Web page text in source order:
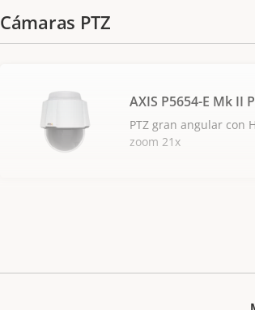
Cámaras PTZ
AXIS P5654-E Mk II
PTZ gran angular con
zoom 21x